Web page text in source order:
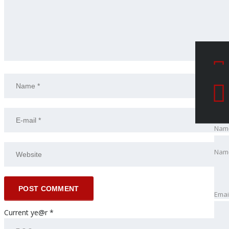
Current ye@r *